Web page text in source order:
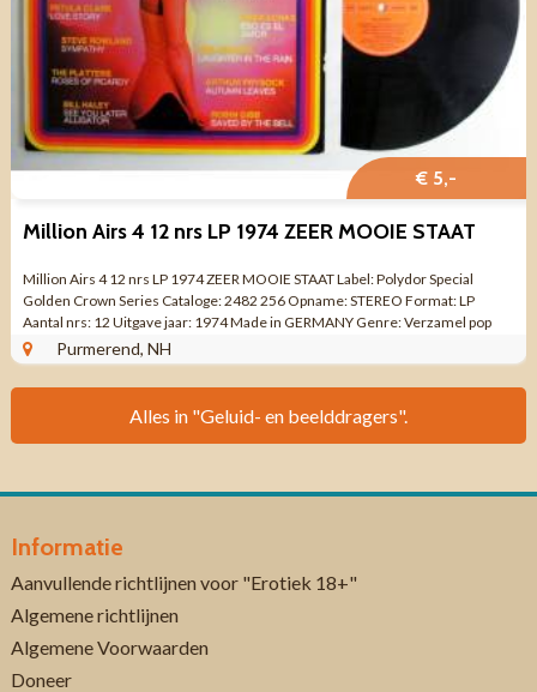
€ 5,-
Million Airs 4 12 nrs LP 1974 ZEER MOOIE STAAT
Million Airs 4 12 nrs LP 1974 ZEER MOOIE STAAT Label: Polydor Special
Golden Crown Series Cataloge: 2482 256 Opname: STEREO Format: LP
Aantal nrs: 12 Uitgave jaar: 1974 Made in GERMANY Genre: Verzamel pop
rock jazz enz ...
Purmerend, NH
Alles in "Geluid- en beelddragers".
Informatie
Aanvullende richtlijnen voor "Erotiek 18+"
Algemene richtlijnen
Algemene Voorwaarden
Doneer